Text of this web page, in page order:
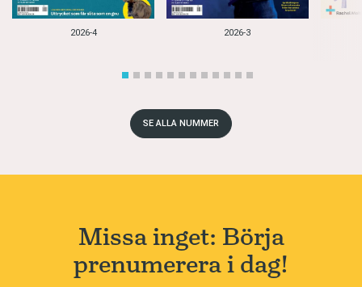
2026-4 2026-3
SE ALLA NUMMER
Missa inget: Börja
prenumerera i dag!